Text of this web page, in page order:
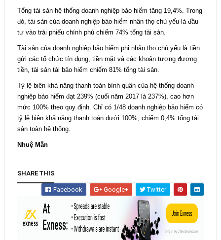
Tổng tài sản hệ thống doanh nghiệp bảo hiểm tăng 19,4%. Trong
đó, tài sản của doanh nghiệp bảo hiểm nhân thọ chủ yếu là đầu
tư vào trái phiếu chính phủ chiếm 74% tổng tài sản.
Tài sản của doanh nghiệp bảo hiểm phi nhân thọ chủ yếu là tiền
gửi các tổ chức tín dụng, tiền mặt và các khoản tương đương
tiền, tài sản tái bảo hiểm chiếm 81% tổng tài sản.
Tỷ lệ biên khả năng thanh toán bình quân của hệ thống doanh
nghiệp bảo hiểm đạt 239% (cuối năm 2017 là 237%), cao hơn
mức 100% theo quy định. Chỉ có 1/48 doanh nghiệp bảo hiểm có
tỷ lệ biên khả năng thanh toán dưới 100%, chiếm 0,4% tổng tài
sản toàn hệ thống.
Nhuệ Mẫn
SHARE THIS
Facebook Google+ Twitter